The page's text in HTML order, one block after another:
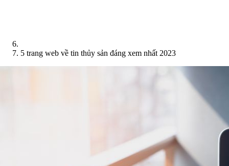
5 trang web về tin thủy sản đáng xem nhất 2023